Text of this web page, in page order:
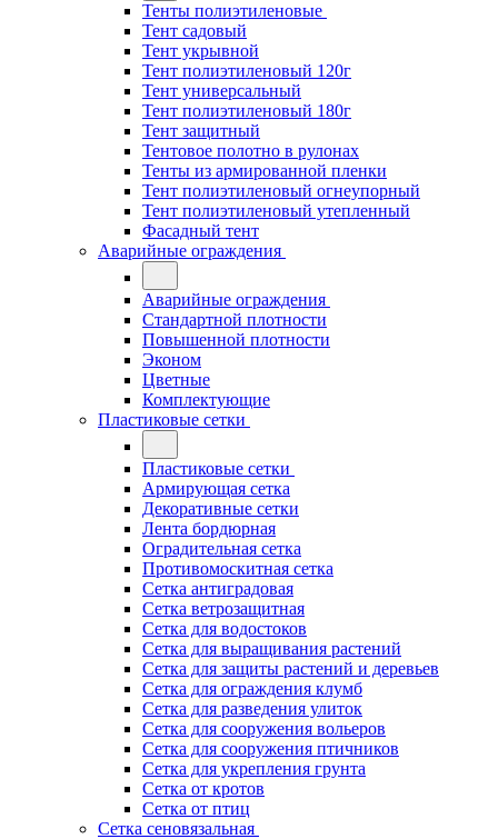
Тенты полиэтиленовые
Тент садовый
Тент укрывной
Тент полиэтиленовый 120г
Тент универсальный
Тент полиэтиленовый 180г
Тент защитный
Тентовое полотно в рулонах
Тенты из армированной пленки
Тент полиэтиленовый огнеупорный
Тент полиэтиленовый утепленный
Фасадный тент
Аварийные ограждения
Аварийные ограждения
Стандартной плотности
Повышенной плотности
Эконом
Цветные
Комплектующие
Пластиковые сетки
Пластиковые сетки
Армирующая сетка
Декоративные сетки
Лента бордюрная
Оградительная сетка
Противомоскитная сетка
Сетка антиградовая
Сетка ветрозащитная
Сетка для водостоков
Сетка для выращивания растений
Сетка для защиты растений и деревьев
Сетка для ограждения клумб
Сетка для разведения улиток
Сетка для сооружения вольеров
Сетка для сооружения птичников
Сетка для укрепления грунта
Сетка от кротов
Сетка от птиц
Сетка сеновязальная